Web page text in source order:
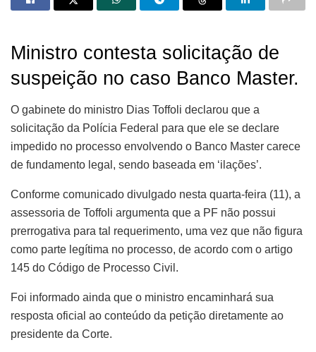
Ministro contesta solicitação de
suspeição no caso Banco Master.
O gabinete do ministro Dias Toffoli declarou que a
solicitação da Polícia Federal para que ele se declare
impedido no processo envolvendo o Banco Master carece
de fundamento legal, sendo baseada em ‘ilações’.
Conforme comunicado divulgado nesta quarta-feira (11), a
assessoria de Toffoli argumenta que a PF não possui
prerrogativa para tal requerimento, uma vez que não figura
como parte legítima no processo, de acordo com o artigo
145 do Código de Processo Civil.
Foi informado ainda que o ministro encaminhará sua
resposta oficial ao conteúdo da petição diretamente ao
presidente da Corte.